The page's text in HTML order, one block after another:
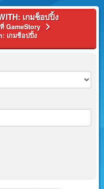
เกมช็อปปิ้ง
GameStory
เกมช็อปปิ้ง